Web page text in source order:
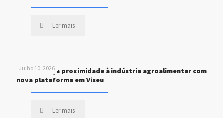
Ler mais
Julho 10, 2026
STEF reforça proximidade à indústria agroalimentar com
nova plataforma em Viseu
Ler mais